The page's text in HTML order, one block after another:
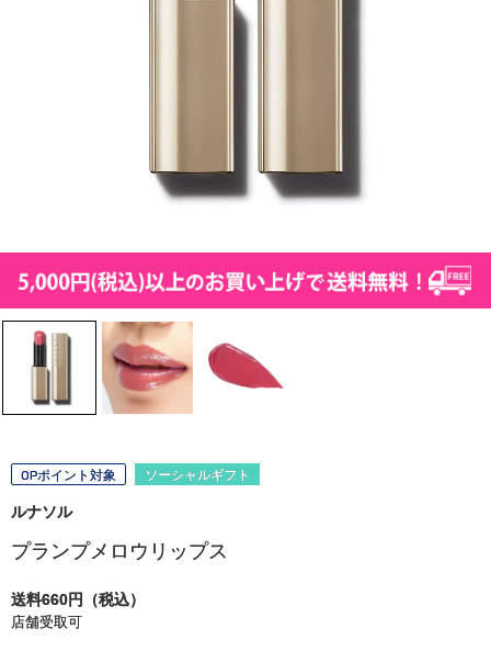
OPポイント対象 ソーシャルギフト
ルナソル
プランプメロウリップス
送料660円（税込）
店舗受取可